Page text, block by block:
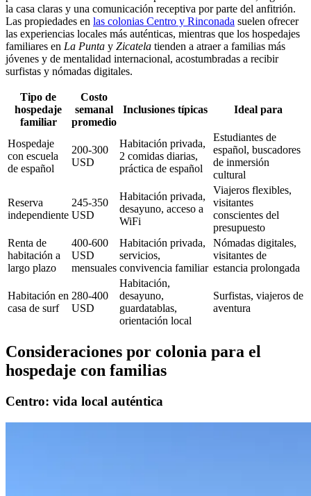
la casa claras y una comunicación receptiva por parte del anfitrión.
Las propiedades en las colonias Centro y Rinconada suelen ofrecer
las experiencias locales más auténticas, mientras que los hospedajes
familiares en La Punta y Zicatela tienden a atraer a familias más
jóvenes y de mentalidad internacional, acostumbradas a recibir
surfistas y nómadas digitales.
Tipo de
hospedaje
familiar
Costo
semanal
promedio
Inclusiones típicas Ideal para
Hospedaje
con escuela
de español
200-300
USD
Habitación privada,
2 comidas diarias,
práctica de español
Estudiantes de
español, buscadores
de inmersión
cultural
Reserva
independiente
245-350
USD
Habitación privada,
desayuno, acceso a
WiFi
Viajeros flexibles,
visitantes
conscientes del
presupuesto
Renta de
habitación a
largo plazo
400-600
USD
mensuales
Habitación privada,
servicios,
convivencia familiar
Nómadas digitales,
visitantes de
estancia prolongada
Habitación en
casa de surf
280-400
USD
Habitación,
desayuno,
guardatablas,
orientación local
Surfistas, viajeros de
aventura
Consideraciones por colonia para el
hospedaje con familias
Centro: vida local auténtica